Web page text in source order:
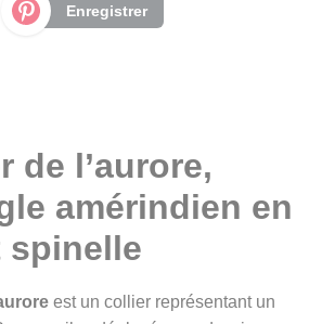
Enregistrer
de l’aurore,
amérindien en
spinelle
est un collier représentant un